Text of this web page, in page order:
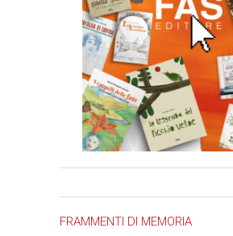
FRAMMENTI DI MEMORIA